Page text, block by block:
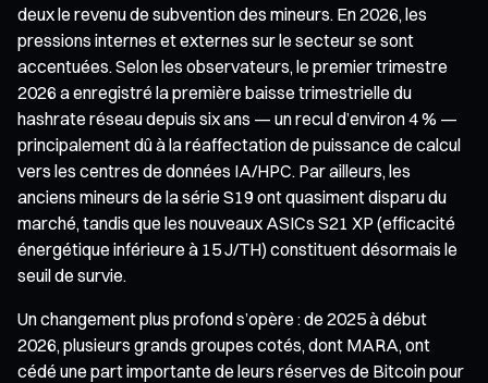
deux le revenu de subvention des mineurs. En 2026, les
pressions internes et externes sur le secteur se sont
accentuées. Selon les observateurs, le premier trimestre
2026 a enregistré la première baisse trimestrielle du
hashrate réseau depuis six ans — un recul d’environ 4 % —
principalement dû à la réaffectation de puissance de calcul
vers les centres de données IA/HPC. Par ailleurs, les
anciens mineurs de la série S19 ont quasiment disparu du
marché, tandis que les nouveaux ASICs S21 XP (efficacité
énergétique inférieure à 15 J/TH) constituent désormais le
seuil de survie.
Un changement plus profond s’opère : de 2025 à début
2026, plusieurs grands groupes cotés, dont MARA, ont
cédé une part importante de leurs réserves de Bitcoin pour